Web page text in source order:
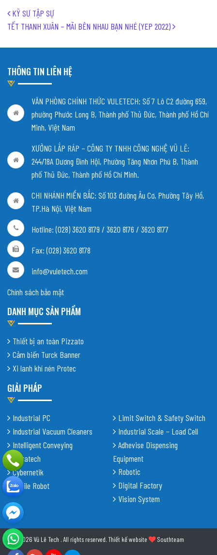
Post navigation
KỸ SƯ TẬP SỰ
TẾT THANH XUÂN – MÃI BÊN NHAU BẠN NHÉ (YEP 2022)
THÔNG TIN LIÊN HỆ
VĂN PHÒNG CHÍNH THỨC VULETECH: Số 7 Lô C2 đường 659,
phường Phước Long B, Thành phố Thủ Đức, Thành phố Hồ Chí
Minh, Việt Nam
XƯỞNG LẮP RÁP – CÔNG TY TNHH CÔNG NGHỆ VŨ LÊ:
244/18A Dương Đình Hội, Phường Tăng Nhơn Phú B, Thành
phố Thủ Đức, Thành phố Hồ Chí Minh.
CHI NHÁNH MIỀN BẮC: Số 103 đường Âu Cơ, Phường Tây Hồ,
TP.Hà Nội, Việt Nam
Hotline: (028) 3620 8179 / 3620 8176 / 3620 8177
Fax: (028) 3620 8178
info@vuletech.com
Chính sách bảo mật
DANH MỤC SẢN PHẨM
Thiết bị an toàn Pizzato
Cảm biến Turck Banner
Xi lanh khí nén Protec
GIẢI PHÁP
Industrial PC
Industrial Vacuum Cleaners
Intelligent Conveying
Shiratech
Cybernetik
Mobile Robot
Limit Switch & Safety Switch
Industrial Scale – Load Cell
Adhevise Dispensing
Equipment
Robotic
Digital Factory
Vision System
© 2026 Vũ Lê Tech . All rights reserved. Thiết kế website Southteam